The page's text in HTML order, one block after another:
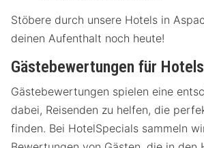
Stöbere durch unsere Hotels in
deinen Aufenthalt noch heute!
Gästebewertungen für
Gästebewertungen spielen eine
dabei, Reisenden zu helfen, die
finden. Bei HotelSpecials sammeln